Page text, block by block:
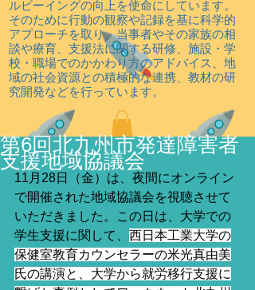
ルビーイングの向上を使命にしています。
そのために行動の観察や記録を基に科学的
アプローチを取り、当事者やその家族の相
談や療育、支援法に関する研修、施設・学
校・職場でのかかわり方のアドバイス、地
域の社会資源との積極的な連携、教材の研
究開発などを行っています。
第6回北九州市発達障害者
支援地域協議会
11月28日（金）は、夜間にオンライン
で開催された地域協議会を視聴させて
いただきました。この日は、大学での
学生支援に関して、 西日本工業大学の
保健室教育カウンセラーの米光真由美
氏の講演と、大学から就労移行支援に